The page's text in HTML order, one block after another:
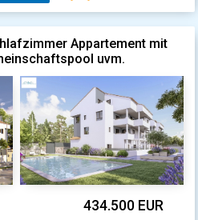
Appartement mit
uvm.
434.500 EUR